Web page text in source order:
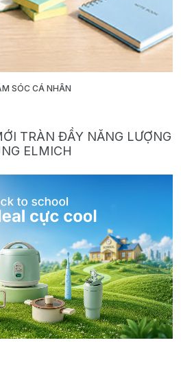
SÓC CÁ NHÂN
TRÀN ĐẦY NĂNG LƯỢNG
ELMICH